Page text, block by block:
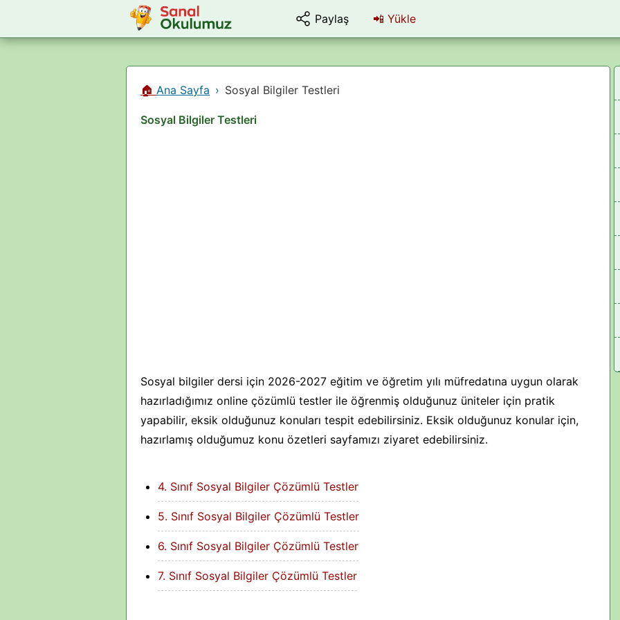
Paylaş 📲 Yükle
🏠 Ana Sayfa Sosyal Bilgiler Testleri
Sosyal Bilgiler Testleri
Sosyal bilgiler dersi için 2026-2027 eğitim ve öğretim yılı müfredatına uygun olarak
hazırladığımız online çözümlü testler ile öğrenmiş olduğunuz üniteler için pratik
yapabilir, eksik olduğunuz konuları tespit edebilirsiniz. Eksik olduğunuz konular için,
hazırlamış olduğumuz konu özetleri sayfamızı ziyaret edebilirsiniz.
4. Sınıf Sosyal Bilgiler Çözümlü Testler
5. Sınıf Sosyal Bilgiler Çözümlü Testler
6. Sınıf Sosyal Bilgiler Çözümlü Testler
7. Sınıf Sosyal Bilgiler Çözümlü Testler